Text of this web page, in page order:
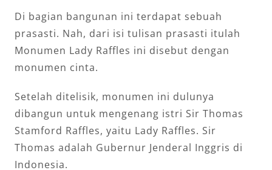
Di bagian bangunan ini terdapat sebuah
prasasti. Nah, dari isi tulisan prasasti itulah
Monumen Lady Raffles ini disebut dengan
monumen cinta.
Setelah ditelisik, monumen ini dulunya
dibangun untuk mengenang istri Sir Thomas
Stamford Raffles, yaitu Lady Raffles. Sir
Thomas adalah Gubernur Jenderal Inggris di
Indonesia.